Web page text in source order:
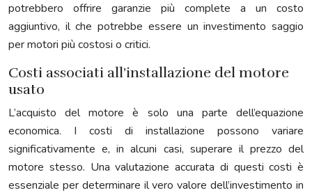
potrebbero offrire garanzie più complete a un costo
aggiuntivo, il che potrebbe essere un investimento saggio
per motori più costosi o critici.
Costi associati all’installazione del motore
usato
L’acquisto del motore è solo una parte dell’equazione
economica. I costi di installazione possono variare
significativamente e, in alcuni casi, superare il prezzo del
motore stesso. Una valutazione accurata di questi costi è
essenziale per determinare il vero valore dell’investimento in